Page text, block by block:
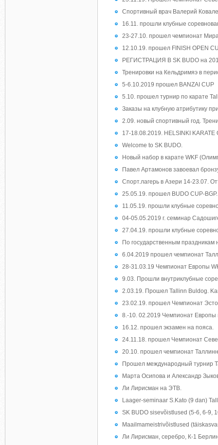
Спортивный врач Валерий
16.11. прошли клубные
23-27.10. прошел чемпионат
12.10.19. прошел FINISH OPEN
РЕГИСТРАЦИЯ В SK BUDO на
Тренировки на Кельдримяэ в
5-6.10.2019 прошел BANZAI CUP
5.10. прошел турнир по карате
Заказы на клубную атрибутику
2.09. новый спортивный год.
17-18.08.2019. HELSINKI KARATE
Welcome to SK BUDO.
Новый набор в карате WKF
Павел Артамонов завоевал
Спорт.лагерь в Азери 14-23.07.
25.05.19. прошел BUDO CUP-BGP.
11.05.19. прошли клубные
04-05.05.2019 г. семинар
27.04.19. прошли клубные
По государственным праздникам
6.04.2019 прошел чемпионат
28-31.03.19 Чемпионат Европы
9.03. Прошли внутриклубные
2.03.19. Прошел Tallinn Buldog.
23.02.19. прошел Чемпионат
8.-10. 02.2019 Чемпионат Европы
16.12. прошел экзамен на пояса.
24.11.18. прошел Чемпионат
20.10. прошел чемпионат
Прошел международный турнир
Марта Осипова и Александр
Ли Лирисман на ЭТВ.
Laager-seminaar S.Kato (9 dan)
SK BUDO sisevõistlused (5-6, 6-9,
Maailmameistrivõistlused
Ли Лирисман, серебро, К-1